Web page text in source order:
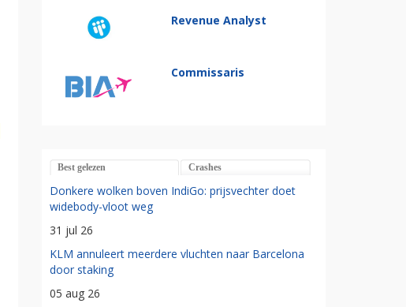
Revenue Analyst
Commissaris
Best gelezen Crashes
Donkere wolken boven IndiGo: prijsvechter doet
widebody-vloot weg
31 jul 26
KLM annuleert meerdere vluchten naar Barcelona
door staking
05 aug 26